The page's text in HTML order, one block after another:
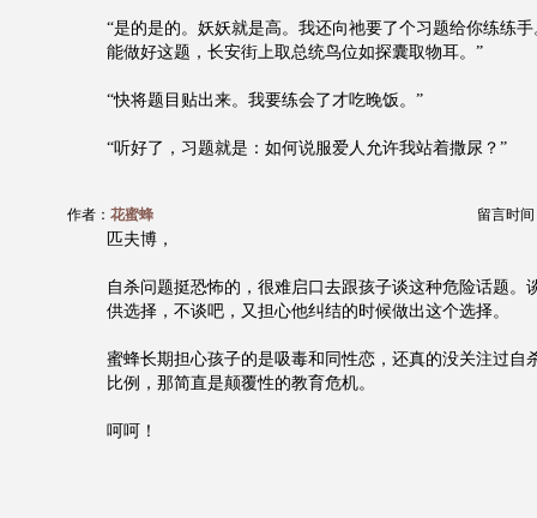
“是的是的。妖妖就是高。我还向祂要了个习题给你练练
能做好这题，长安街上取总统鸟位如探囊取物耳。”
“快将题目贴出来。我要练会了才吃晚饭。”
“听好了，习题就是：如何说服爱人允许我站着撒尿？”
作者： 花蜜蜂 留言时间
匹夫博，
自杀问题挺恐怖的，很难启口去跟孩子谈这种危险话题。
供选择，不谈吧，又担心他纠结的时候做出这个选择。
蜜蜂长期担心孩子的是吸毒和同性恋，还真的没关注过自
比例，那简直是颠覆性的教育危机。
呵呵！